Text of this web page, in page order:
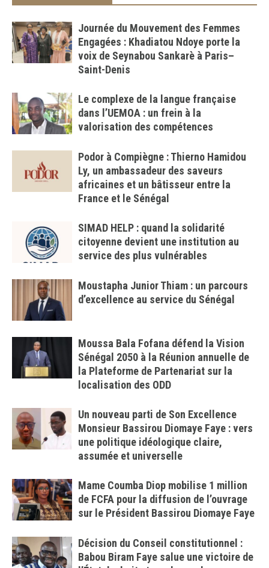
Journée du Mouvement des Femmes
Engagées : Khadiatou Ndoye porte la
voix de Seynabou Sankarè à Paris–
Saint-Denis
Le complexe de la langue française
dans l’UEMOA : un frein à la
valorisation des compétences
Podor à Compiègne : Thierno Hamidou
Ly, un ambassadeur des saveurs
africaines et un bâtisseur entre la
France et le Sénégal
SIMAD HELP : quand la solidarité
citoyenne devient une institution au
service des plus vulnérables
Moustapha Junior Thiam : un parcours
d’excellence au service du Sénégal
Moussa Bala Fofana défend la Vision
Sénégal 2050 à la Réunion annuelle de
la Plateforme de Partenariat sur la
localisation des ODD
Un nouveau parti de Son Excellence
Monsieur Bassirou Diomaye Faye : vers
une politique idéologique claire,
assumée et universelle
Mame Coumba Diop mobilise 1 million
de FCFA pour la diffusion de l’ouvrage
sur le Président Bassirou Diomaye Faye
Décision du Conseil constitutionnel :
Babou Biram Faye salue une victoire de